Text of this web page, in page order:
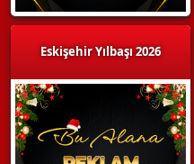
Eskişehir Yılbaşı 2026